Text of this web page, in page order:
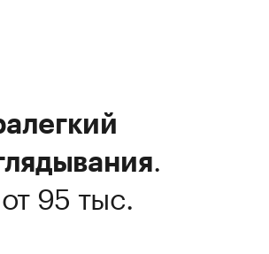
.
95 тыс.